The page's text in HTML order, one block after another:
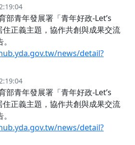
部青年發展署「青年好政-Let’s
正義主題，協作共創與成果交流
news/detail?
部青年發展署「青年好政-Let’s
正義主題，協作共創與成果交流
news/detail?